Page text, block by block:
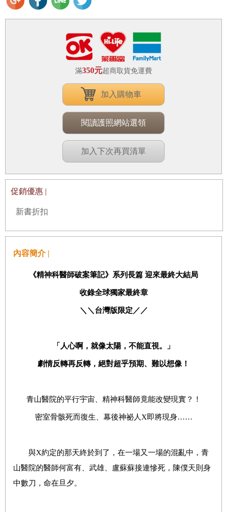
滿350元超商取貨免運費
加入購物車
閱讀護照網站選領
加入下次再買清單
促銷優惠 |
新書折扣
內容簡介 |
《精神科醫師破案筆記》系列長篇 迎來最終大結局
收錄全球獨家最終章
＼＼台灣版限定／／
「人心啊，就像太陽，不能直視。」
劇情反轉再反轉，絕對超乎預期、難以想像！
青山醫院的平行宇宙、精神科醫師竟能改變現實？！
密室骨骸死而復生、幕後神祕人X即將現身……
與X約定的那天終於到了，在一場又一場的混亂中，青
山醫院的醫師何富有、武雄、盧蘇蘇接連慘死，陳僕天則身
中數刀，命在旦夕。